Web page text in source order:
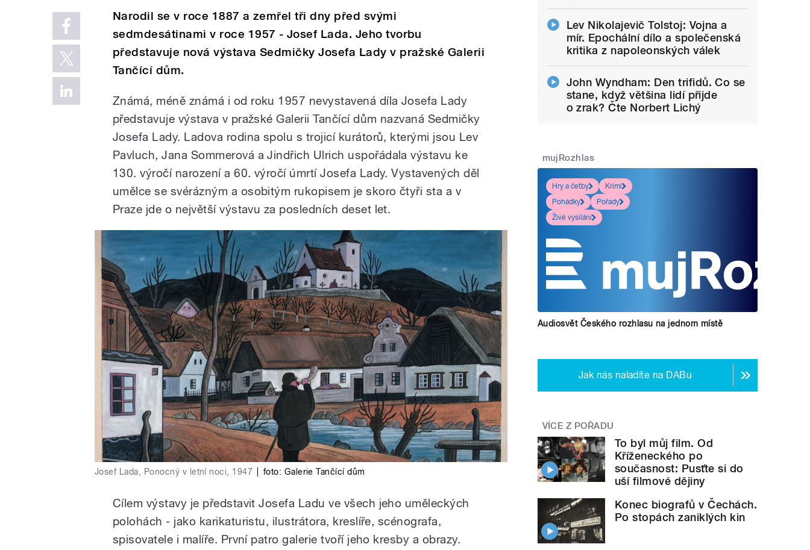
Narodil se v roce 1887 a zemřel tři dny před svými
sedmdesátinami v roce 1957 - Josef Lada. Jeho tvorbu
představuje nová výstava Sedmičky Josefa Lady v pražské Galerii
Tančící dům.
Známá, méně známá i od roku 1957 nevystavená díla Josefa Lady
představuje výstava v pražské Galerii Tančící dům nazvaná Sedmičky
Josefa Lady. Ladova rodina spolu s trojicí kurátorů, kterými jsou Lev
Pavluch, Jana Sommerová a Jindřich Ulrich uspořádala výstavu ke
130. výročí narození a 60. výročí úmrtí Josefa Lady. Vystavených děl
umělce se svérázným a osobitým rukopisem je skoro čtyři sta a v
Praze jde o největší výstavu za posledních deset let.
Josef Lada, Ponocný v letní noci, 1947 foto: Galerie Tančící dům
Cílem výstavy je představit Josefa Ladu ve všech jeho uměleckých
polohách - jako karikaturistu, ilustrátora, kreslíře, scénografa,
spisovatele i malíře. První patro galerie tvoří jeho kresby a obrazy.
Lev Nikolajevič Tolstoj: Vojna a
mír. Epochální dílo a společenská
kritika z napoleonských válek
John Wyndham: Den trifidů. Co se
stane, když většina lidí přijde
o zrak? Čte Norbert Lichý
mujRozhlas
Hry a četby
Krimi
Pohádky
Pořady
Živé vysílání
Audiosvět Českého rozhlasu na jednom místě
Jak nás naladíte na DABu
VÍCE Z POŘADU
To byl můj film. Od
Kříženeckého po
současnost: Pusťte si do
uší filmové dějiny
Konec biografů v Čechách.
Po stopách zaniklých kin